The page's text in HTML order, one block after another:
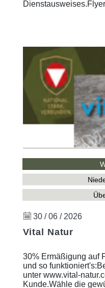
30 / 06 / 2026
Vital Natur
30% Ermäßigung auf
und so
unter www.vital-
Kunde.Wähle die